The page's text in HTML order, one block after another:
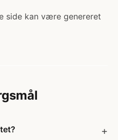
side kan være genereret